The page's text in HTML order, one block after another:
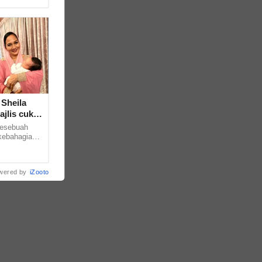
cukur
by iZooto